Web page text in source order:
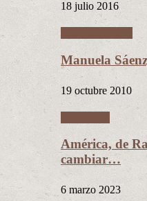
18 julio 2016
Manuela
19 octubre 2010
América, de
cambiar…
6 marzo 2023